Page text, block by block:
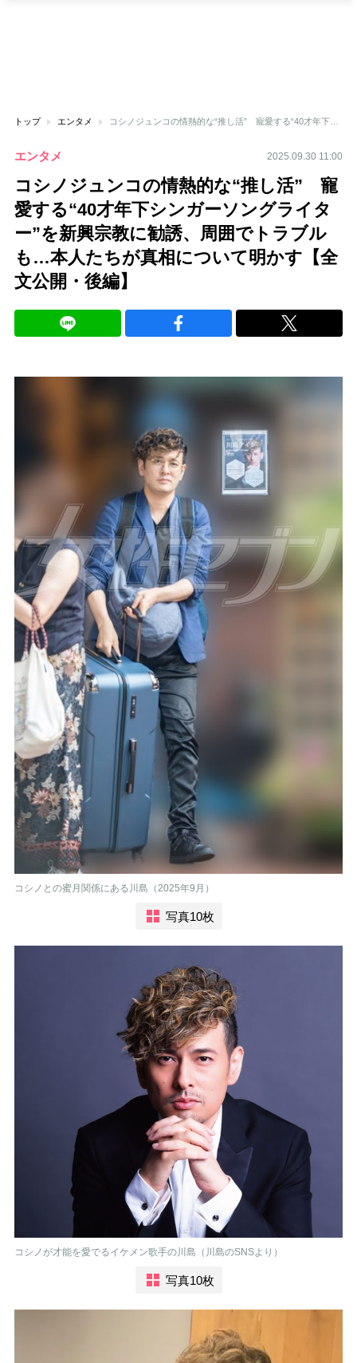
トップ エンタメ コシノジュンコの情熱的な“推し活” 寵愛する“40才年下シンガーソングライター”を新興宗教に勧誘、周囲でトラブルも…本人たちが真相について明かす【全文公開・後編】
エンタメ 2025.09.30 11:00
コシノジュンコの情熱的な“推し活” 寵
愛する“40才年下シンガーソングライタ
ー”を新興宗教に勧誘、周囲でトラブル
も…本人たちが真相について明かす【全
文公開・後編】
コシノとの蜜月関係にある川島（2025年9月）
写真10枚
コシノが才能を愛でるイケメン歌手の川島（川島のSNSより）
写真10枚